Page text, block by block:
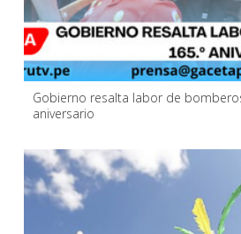
Gobierno resalta labor de
aniversario